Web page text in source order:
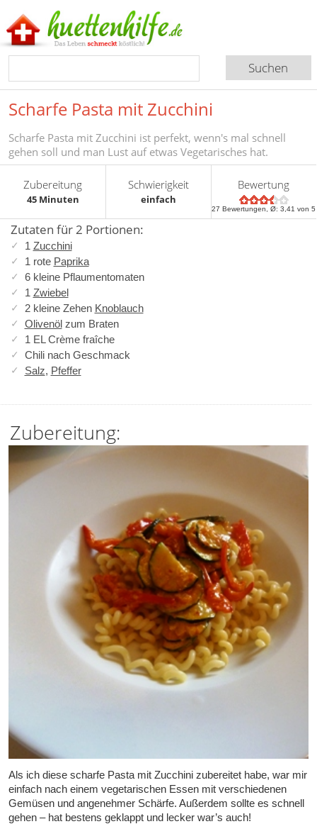
Scharfe Pasta mit Zucchini
Scharfe Pasta mit Zucchini ist perfekt, wenn's mal schnell
gehen soll und man Lust auf etwas Vegetarisches hat.
Zubereitung
45 Minuten
Schwierigkeit
einfach
Bewertung
27 Bewertungen, Ø:3,41 von 5
Zutaten für 2 Portionen:
1 Zucchini
1 rote Paprika
6 kleine Pflaumentomaten
1 Zwiebel
2 kleine Zehen Knoblauch
Olivenölzum Braten
1 EL Crème fraîche
Chili nach Geschmack
Salz, Pfeffer
Zubereitung:
Als ich diese scharfe Pasta mit Zucchini zubereitet habe, war mir
einfach nach einem vegetarischen Essen mit verschiedenen
Gemüsen und angenehmer Schärfe. Außerdem sollte es schnell
gehen – hat bestens geklappt und lecker war’s auch!